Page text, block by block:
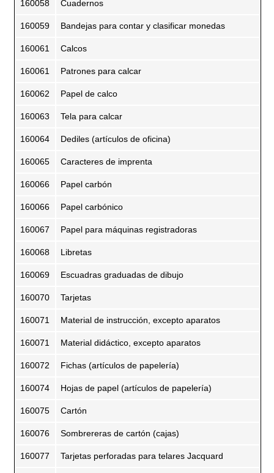
160058 Cuadernos
160059 Bandejas para contar y clasificar monedas
160061 Calcos
160061 Patrones para calcar
160062 Papel de calco
160063 Tela para calcar
160064 Dediles (artículos de oficina)
160065 Caracteres de imprenta
160066 Papel carbón
160066 Papel carbónico
160067 Papel para máquinas registradoras
160068 Libretas
160069 Escuadras graduadas de dibujo
160070 Tarjetas
160071 Material de instrucción, excepto aparatos
160071 Material didáctico, excepto aparatos
160072 Fichas (artículos de papelería)
160074 Hojas de papel (artículos de papelería)
160075 Cartón
160076 Sombrereras de cartón (cajas)
160077 Tarjetas perforadas para telares Jacquard